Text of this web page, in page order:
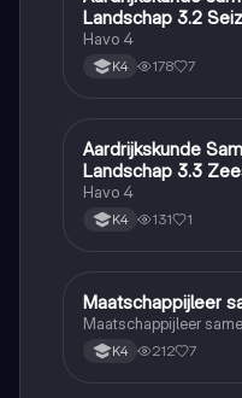
Landschap 3.2
Havo 4
K4 178 7
Aardrijkskunde
Aardrijkskunde
Landschap 3.3
Klimaatgebieden •
Havo 4
K4 131 1
Maatschappijleer
Maatschappijleer
Maatschappijleer
K4 212 7